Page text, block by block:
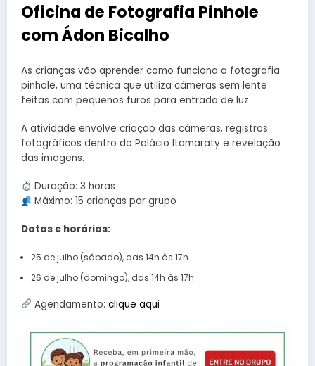
Oficina de Fotografia Pinhole
com Ádon Bicalho
As crianças vão aprender como funciona a fotografia
pinhole, uma técnica que utiliza câmeras sem lente
feitas com pequenos furos para entrada de luz.
A atividade envolve criação das câmeras, registros
fotográficos dentro do Palácio Itamaraty e revelação
das imagens.
Duração: 3 horas
Máximo: 15 crianças por grupo
Datas e horários:
25 de julho (sábado), das 14h às 17h
26 de julho (domingo), das 14h às 17h
Agendamento:clique aqui